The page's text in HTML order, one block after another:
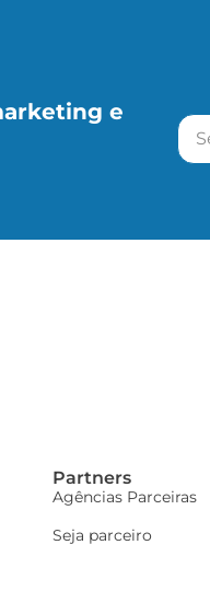
e
Partners
Agências Parceiras
Seja parceiro